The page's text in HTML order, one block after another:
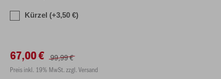
Kürzel (+3,50 €)
67,00 € 99,99 €
Preis inkl. 19% MwSt. zzgl. Versand